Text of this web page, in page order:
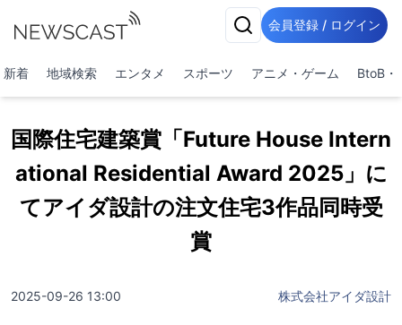
会員登録 / ログイン
新着 地域検索 エンタメ スポーツ アニメ・ゲーム BtoB・
国際住宅建築賞「Future House Intern
ational Residential Award 2025」に
てアイダ設計の注文住宅3作品同時受
賞
2025-09-26 13:00 株式会社アイダ設計